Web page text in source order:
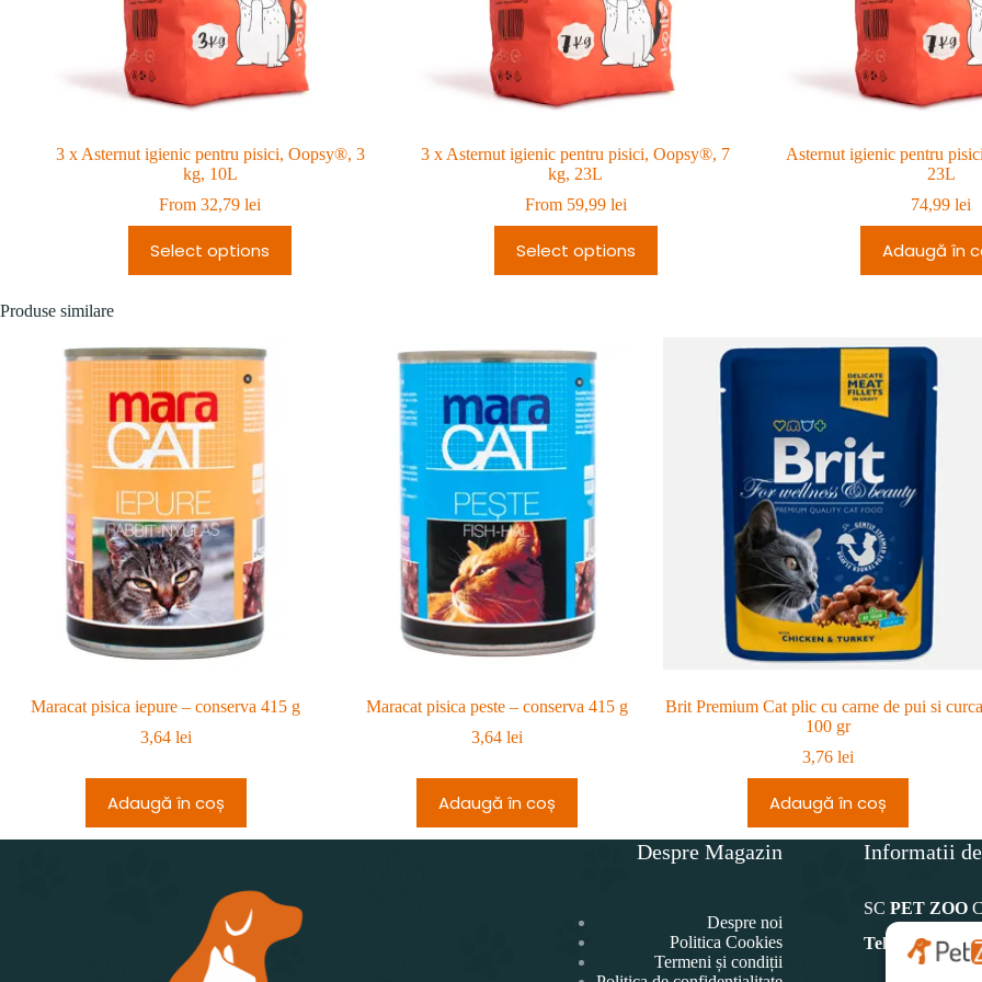
3 x Asternut igienic pentru pisici, Oopsy®, 3
kg, 10L
From 32,79lei
Select options
3 x Asternut igienic pentru pisici, Oopsy®, 7
kg, 23L
From 59,99 lei
Select options
Asternut igienic pentru
23L
74,99lei
Adaugă în
Produse similare
Maracat pisica iepure – conserva 415 g
3,64 lei
Adaugă în coș
Maracat pisica peste – conserva 415 g
3,64lei
Adaugă în coș
Brit Premium Cat plic cu carne de pui si
100 gr
3,76lei
Adaugă în coș
Despre Magazin
Despre noi
Politica Cookies
Termeni și condiții
Informatii
SC PET ZOO
Telefon: